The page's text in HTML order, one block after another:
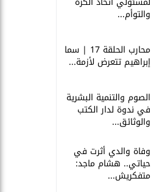
والتوأم...
محارب الحلقة 17 | سما
إبراهيم تتعرض لأزمة...
الصوم والتنمية البشرية
في ندوة لدار الكتب
والوثائق...
وفاة والدي أثرت في
حياتي.. هشام ماجد:
متفكريش...